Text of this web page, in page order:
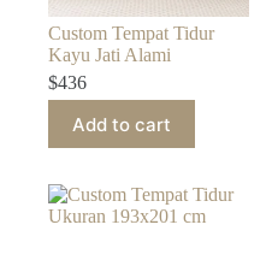
Custom Tempat Tidur
Kayu Jati Alami
$436
Add to cart